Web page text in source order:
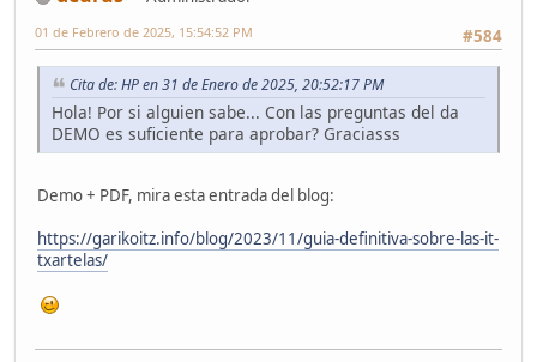
#584
01 de Febrero de 2025, 15:54:52 PM
Cita de: HP en 31 de Enero de 2025, 20:52:17 PM
Hola! Por si alguien sabe... Con las preguntas del da
DEMO es suficiente para aprobar? Graciasss
Demo + PDF, mira esta entrada del blog:
https://garikoitz.info/blog/2023/11/guia-definitiva-sobre-las-it-
txartelas/